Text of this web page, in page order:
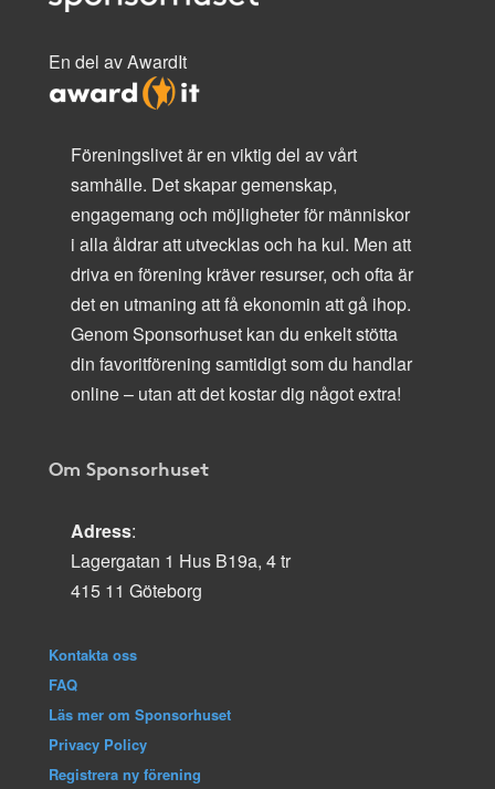
En del av AwardIt
Föreningslivet är en viktig del av vårt
samhälle. Det skapar gemenskap,
engagemang och möjligheter för människor
i alla åldrar att utvecklas och ha kul. Men att
driva en förening kräver resurser, och ofta är
det en utmaning att få ekonomin att gå ihop.
Genom Sponsorhuset kan du enkelt stötta
din favoritförening samtidigt som du handlar
online – utan att det kostar dig något extra!
Om Sponsorhuset
Adress:
Lagergatan 1 Hus B19a, 4 tr
415 11 Göteborg
Kontakta oss
FAQ
Läs mer om Sponsorhuset
Privacy Policy
Registrera ny förening